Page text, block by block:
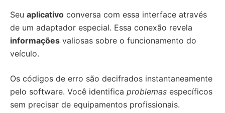
Seu aplicativo conversa com essa interface através
de um adaptador especial. Essa conexão revela
informações valiosas sobre o funcionamento do
veículo.
Os códigos de erro são decifrados instantaneamente
pelo software. Você identifica problemas específicos
sem precisar de equipamentos profissionais.